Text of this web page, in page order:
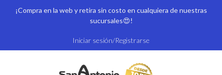
¡Compra en la web y retira sin costo en cualquiera de nuestras
sucursales😍!
Iniciar sesión/Registrarse